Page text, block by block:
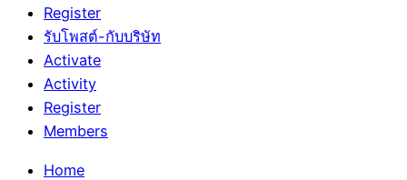
Register
รับโพสต์-กับบริษัท
Activate
Activity
Register
Members
Home